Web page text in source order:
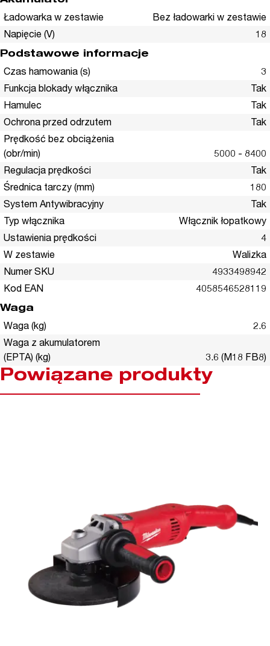
Ładowarka w zestawie
Bez ładowarki w zestawie
Napięcie (V)
18
Podstawowe informacje
Czas hamowania (s)
3
Funkcja blokady włącznika
Tak
Hamulec
Tak
Ochrona przed odrzutem
Tak
Prędkość bez obciążenia
(obr/min)
5000 - 8400
Regulacja prędkości
Tak
Średnica tarczy (mm)
180
System Antywibracyjny
Tak
Typ włącznika
Włącznik łopatkowy
Ustawienia prędkości
4
W zestawie
Walizka
Numer SKU
4933498942
Kod EAN
4058546528119
Waga
Waga (kg)
2.6
Waga z akumulatorem
(EPTA) (kg)
3.6 (M18 FB8)
Powiązane produkty